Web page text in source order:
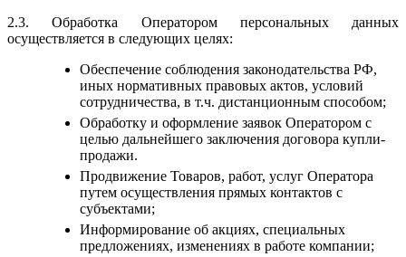
2.3. Обработка Оператором персональных данных
осуществляется в следующих целях:
Обеспечение соблюдения законодательства РФ,
иных нормативных правовых актов, условий
сотрудничества, в т.ч. дистанционным способом;
Обработку и оформление заявок Оператором с
целью дальнейшего заключения договора купли-
продажи.
Продвижение Товаров, работ, услуг Оператора
путем осуществления прямых контактов с
субъектами;
Информирование об акциях, специальных
предложениях, изменениях в работе компании;